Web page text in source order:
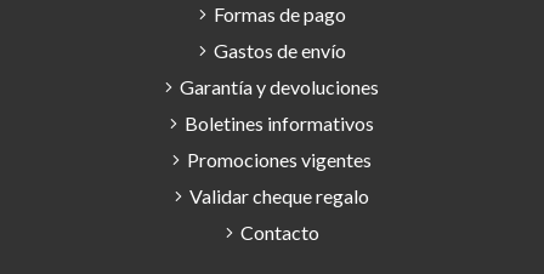
Formas de pago
Gastos de envío
Garantía y devoluciones
Boletines informativos
Promociones vigentes
Validar cheque regalo
Contacto